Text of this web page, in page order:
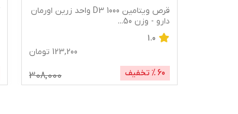
قرص ویتامین D3 1000 واحد زرین اورمان
دارو - وزن 50
...
1.0
123,200 تومان
60% تخفیف 308,000